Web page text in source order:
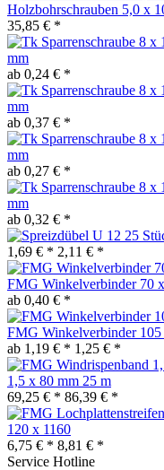
Holzbohrschrauben 5,0 x
35,85 € *
mm
ab 0,24 € *
mm
ab 0,37 € *
mm
ab 0,27 € *
mm
ab 0,32 € *
1,69 € * 2,11 € *
FMG Winkelverbinder 70
ab 0,40 € *
FMG Winkelverbinder
ab 1,19 € * 1,25 € *
1,5 x 80 mm 25 m
69,25 € * 86,39 € *
120 x 1160
6,75 € * 8,81 € *
Service Hotline